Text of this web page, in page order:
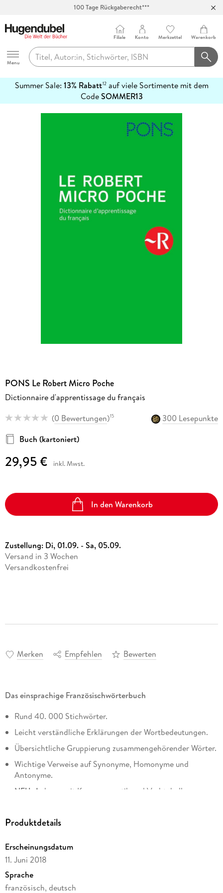
100 Tage Rückgaberecht***
Hugendubel
Menu
Filiale Konto Merkzettel Warenkorb
Summer Sale: 13% Rabatt12auf viele Sortimente mit dem
CodeSOMMER13
erfahren
PONS Le Robert Micro Poche
Dictionnaire d'apprentissage du français
(0 Bewertungen)15
300 Lesepunkte
Buch (kartoniert)
29,95 € inkl. Mwst.
In den Warenkorb
Zustellung: Di, 01.09. - Sa, 05.09.
Versand in 3 Wochen
Versandkostenfrei
Merken Empfehlen Bewerten
Das einsprachige Französischwörterbuch
Rund 40. 000 Stichwörter.
Leicht verständliche Erklärungen der Wortbedeutungen.
Übersichtliche Gruppierung zusammengehörender Wörter.
Wichtige Verweise auf Synonyme, Homonyme und
Antonyme.
NEU: Anhang mit Kurzgrammatik und Verbtabellen.
Produktdetails
Erscheinungsdatum
11. Juni 2018
Sprache
französisch, deutsch